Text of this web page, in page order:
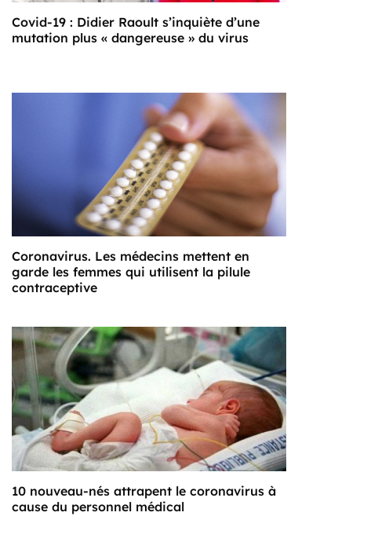
Covid-19 : Didier Raoult s’inquiète d’une
mutation plus « dangereuse » du virus
Coronavirus. Les médecins mettent en
garde les femmes qui utilisent la pilule
contraceptive
10 nouveau-nés attrapent le coronavirus à
cause du personnel médical